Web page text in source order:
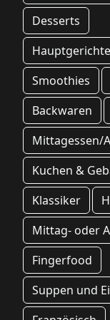
Desserts
Hauptgerichte
Smoothies
Backwaren
Mittagessen/
Kuchen &
Klassiker
Mittag- oder
Fingerfood
Suppen und